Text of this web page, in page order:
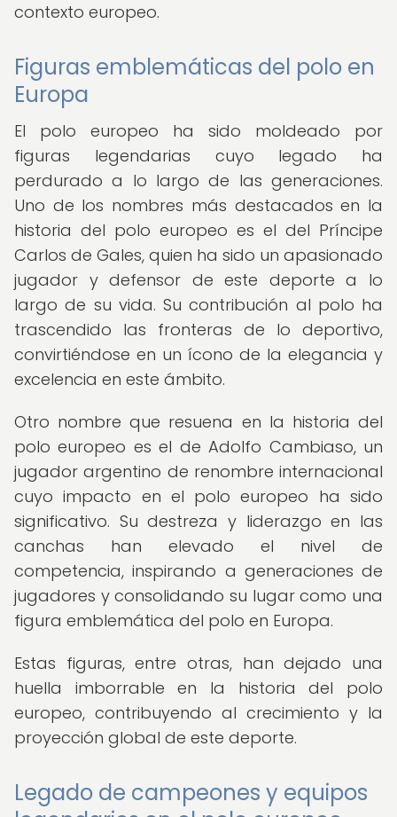
contexto europeo.
Figuras emblemáticas del polo en
Europa
El polo europeo ha sido moldeado por
figuras legendarias cuyo legado ha
perdurado a lo largo de las generaciones.
Uno de los nombres más destacados en la
historia del polo europeo es el del Príncipe
Carlos de Gales, quien ha sido un apasionado
jugador y defensor de este deporte a lo
largo de su vida. Su contribución al polo ha
trascendido las fronteras de lo deportivo,
convirtiéndose en un ícono de la elegancia y
excelencia en este ámbito.
Otro nombre que resuena en la historia del
polo europeo es el de Adolfo Cambiaso, un
jugador argentino de renombre internacional
cuyo impacto en el polo europeo ha sido
significativo. Su destreza y liderazgo en las
canchas han elevado el nivel de
competencia, inspirando a generaciones de
jugadores y consolidando su lugar como una
figura emblemática del polo en Europa.
Estas figuras, entre otras, han dejado una
huella imborrable en la historia del polo
europeo, contribuyendo al crecimiento y la
proyección global de este deporte.
Legado de campeones y equipos